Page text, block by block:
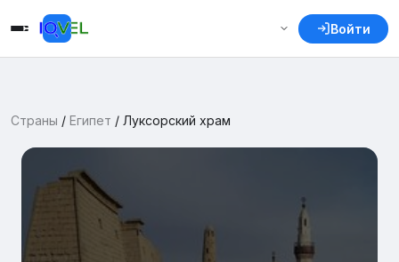
Войти
Страны / Египет / Луксорский храм